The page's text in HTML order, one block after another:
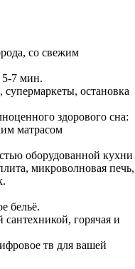
со свежим
7 мин.
остановка
здорового сна:
матрасом
оборудованной кухни
микроволновая печь,
бельё.
горячая и
тв для вашей